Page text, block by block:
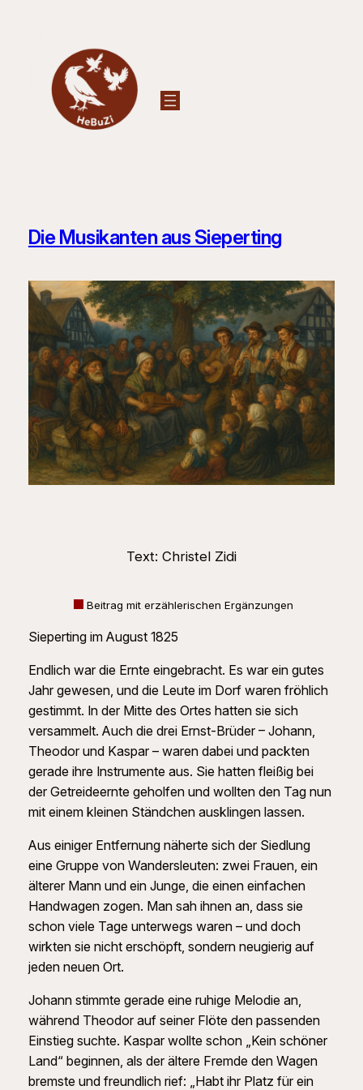
Die Musikanten aus Sieperting
Text: Christel Zidi
Beitrag mit erzählerischen Ergänzungen
Sieperting im August 1825
Endlich war die Ernte eingebracht. Es war ein gutes
Jahr gewesen, und die Leute im Dorf waren fröhlich
gestimmt. In der Mitte des Ortes hatten sie sich
versammelt. Auch die drei Ernst-Brüder – Johann,
Theodor und Kaspar – waren dabei und packten
gerade ihre Instrumente aus. Sie hatten fleißig bei
der Getreideernte geholfen und wollten den Tag nun
mit einem kleinen Ständchen ausklingen lassen.
Aus einiger Entfernung näherte sich der Siedlung
eine Gruppe von Wandersleuten: zwei Frauen, ein
älterer Mann und ein Junge, die einen einfachen
Handwagen zogen. Man sah ihnen an, dass sie
schon viele Tage unterwegs waren – und doch
wirkten sie nicht erschöpft, sondern neugierig auf
jeden neuen Ort.
Johann stimmte gerade eine ruhige Melodie an,
während Theodor auf seiner Flöte den passenden
Einstieg suchte. Kaspar wollte schon „Kein schöner
Land“ beginnen, als der ältere Fremde den Wagen
bremste und freundlich rief: „Habt ihr Platz für ein